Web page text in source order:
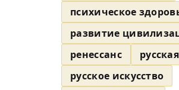
психическое
развитие
ренессанс
русское искусство